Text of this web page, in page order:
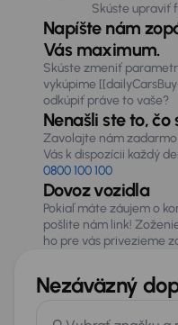
Skúste upraviť
Napíšte nám
Vás maximum.
Skúste zmeniť
vykúpime
odkúpiť práve to vaše?
Nenašli ste to, čo
Zavolajte nám
Vás k dispozícii každý
0800 100 100
Dovoz vozidla
Pokiaľ máte záujem o
pošlite nám link!
ho pre vás privezieme
Nezáväzný